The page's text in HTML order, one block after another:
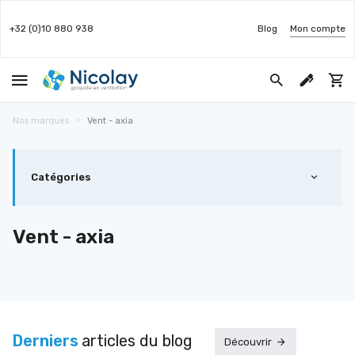
+32 (0)10 880 938 Blog Mon compte
Nos marques Vent - axia
Catégories
Vent - axia
Derniers articles du blog Découvrir